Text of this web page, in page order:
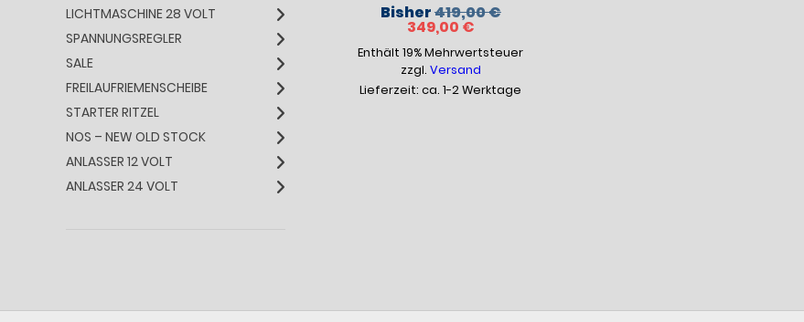
Bisher419,00€Ursprünglicher
419,00 €
349,00€Aktueller
ist:
349,00 €.
Enthält 19% Mehrwertsteuer
zzgl. Versand
Lieferzeit: ca. 1-2 Werktage
LICHTMASCHINE 28 VOLT
SPANNUNGSREGLER
SALE
FREILAUFRIEMENSCHEIBE
STARTER RITZEL
NOS – NEW OLD STOCK
ANLASSER 12 VOLT
ANLASSER 24 VOLT